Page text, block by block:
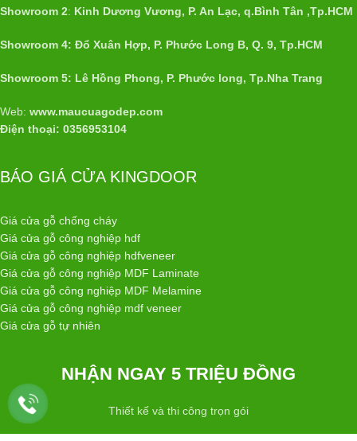
Showroom 2: Kinh Dương Vương, P. An Lạc, q.Bình Tân ,Tp.HCM
Showroom 4: Đổ Xuân Hợp, P. Phước Long B, Q. 9, Tp.HCM
Showroom 5: Lê Hồng Phong, P. Phước long, Tp.Nha Trang
Web: www.maucuagodep.com
Điện thoại: 0356953104
BÁO GIÁ CỬA KINGDOOR
Giá cửa gỗ chống cháy
Giá cửa gỗ công nghiệp hdf
Giá cửa gỗ công nghiệp hdfveneer
Giá cửa gỗ công nghiệp MDF Laminate
Giá cửa gỗ công nghiệp MDF Melamine
Giá cửa gỗ công nghiệp mdf veneer
Giá cửa gỗ tự nhiên
NHẬN NGAY 5 TRIỆU ĐỒNG
Thiết kế và thi công trọn gói